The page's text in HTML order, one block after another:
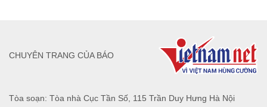
Tòa soạn: Tòa nhà Cục Tần Số, 115 Trần Duy Hưng Hà Nội
CHUYÊN TRANG CỦA BÁO